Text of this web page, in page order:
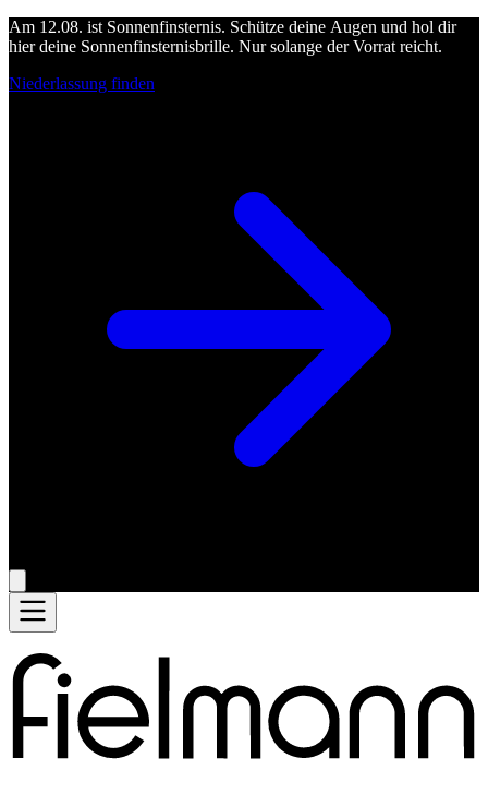
Am 12.08. ist Sonnenfinsternis. Schütze deine Augen und hol dir
hier deine Sonnenfinsternisbrille. Nur solange der Vorrat reicht.
Niederlassung finden